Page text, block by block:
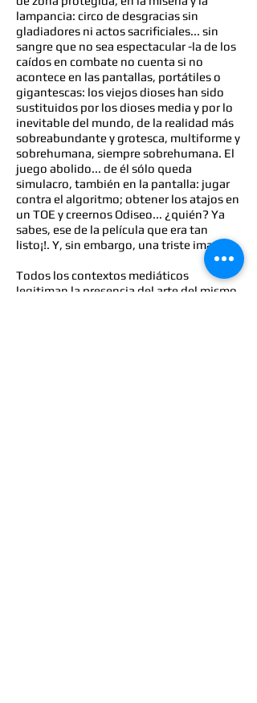
lampancia: circo de desgracias sin
gladiadores ni actos sacrificiales... sin
sangre que no sea espectacular -la de los
caídos en combate no cuenta si no
acontece en las pantallas, portátiles o
gigantescas: los viejos dioses han sido
sustituidos por los dioses media y por lo
inevitable del mundo, de la realidad más
sobreabundante y grotesca, multiforme y
sobrehumana, siempre sobrehumana. El
juego abolido... de él sólo queda
simulacro, también en la pantalla: jugar
contra el algoritmo; obtener los atajos en
un TOE y creernos Odiseo... ¿quién? Ya
sabes, ese de la película que era tan
listo¡!. Y, sin embargo, una triste imagen.
Todos los contextos mediáticos
legitiman la presencia del arte del mismo